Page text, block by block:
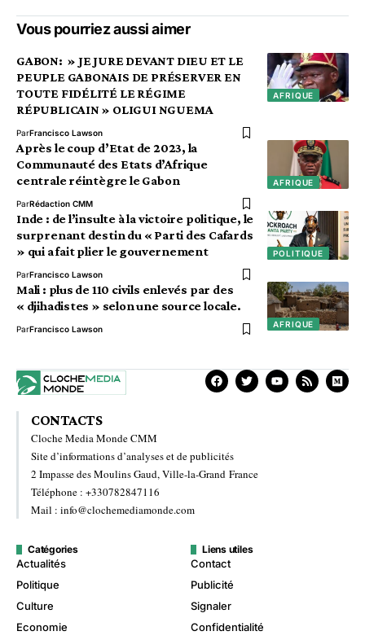
Vous pourriez aussi aimer
AFRIQUE
GABON: » JE JURE DEVANT DIEU ET LE
PEUPLE GABONAIS DE PRÉSERVER EN
TOUTE FIDÉLITÉ LE RÉGIME
RÉPUBLICAIN » OLIGUI NGUEMA
ParFrancisco Lawson
AFRIQUE
Après le coup d’Etat de 2023, la
Communauté des Etats d’Afrique
centrale réintègre le Gabon
ParRédaction CMM
POLITIQUE
Inde : de l’insulte à la victoire politique, le
surprenant destin du « Parti des Cafards
» qui a fait plier le gouvernement
ParFrancisco Lawson
AFRIQUE
Mali : plus de 110 civils enlevés par des
« djihadistes » selon une source locale.
ParFrancisco Lawson
CONTACTS
Cloche Media Monde CMM
Site d’informations d’analyses et de publicités
2 Impasse des Moulins Gaud, Ville-la-Grand France
Téléphone : +330782847116
Mail : info@clochemediamonde.com
Catégories
Actualités
Politique
Culture
Economie
Liens utiles
Contact
Publicité
Signaler
Confidentialité